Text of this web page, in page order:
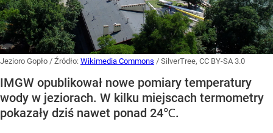
Jezioro Gopło / Źródło: Wikimedia Commons / SilverTree, CC BY-SA 3.0
IMGW opublikował nowe pomiary temperatury
wody w jeziorach. W kilku miejscach termometry
pokazały dziś nawet ponad 24℃.